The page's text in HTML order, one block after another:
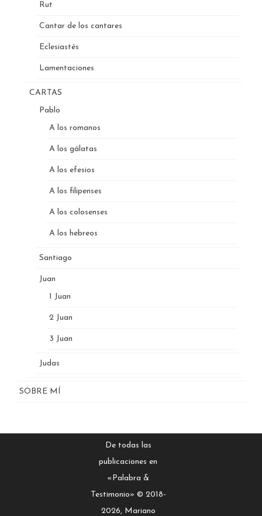
Rut
Cantar de los cantares
Eclesiastés
Lamentaciones
CARTAS
Pablo
A los romanos
A los gálatas
A los efesios
A los filipenses
A los colosenses
A los hebreos
Santiago
Juan
1 Juan
2 Juan
3 Juan
Judas
SOBRE MÍ
De todas las
publicaciones en
«Palabra &
Testimonio» © 2018-
2026, Mariano